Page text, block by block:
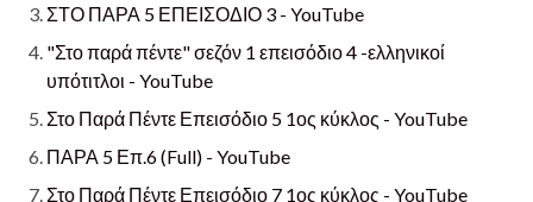
ΣΤΟ ΠΑΡΑ 5 ΕΠΕΙΣΟΔΙΟ 3 - YouTube
"Στο παρά πέντε" σεζόν 1 επεισόδιο 4 -ελληνικοί
υπότιτλοι - YouTube
Στο Παρά Πέντε Επεισόδιο 5 1ος κύκλος - YouTube
ΠΑΡΑ 5 Επ.6 (Full) - YouTube
Στο Παρά Πέντε Επεισόδιο 7 1ος κύκλος - YouTube